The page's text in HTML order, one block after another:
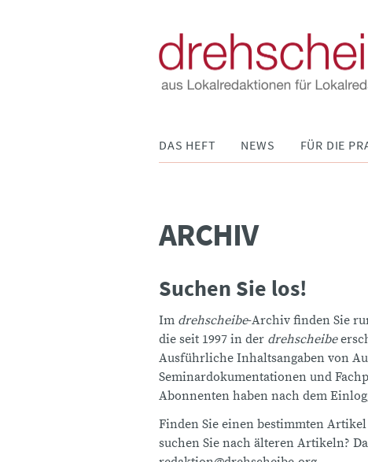
DAS HEFT NEWS FÜR DIE
ARCHIV
Suchen Sie los!
Im drehscheibe-Archiv finden Sie
die seit 1997 in der drehscheibe
Ausführliche Inhaltsangaben von
Seminardokumentationen und
Abonnenten haben nach dem
Finden Sie einen bestimmten
suchen Sie nach älteren Artikeln?